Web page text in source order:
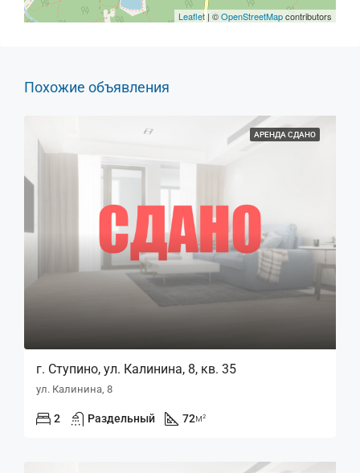
Leaflet| ©OpenStreetMapcontributors
Похожие объявления
АРЕНДА СДАНО
г. Ступино, ул. Калинина, 8, кв. 35
ул. Калинина, 8
2 Раздельный 72м²